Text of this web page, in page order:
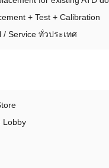
+ Test + Calibration
/ Service ทั่วประเทศ
Lobby